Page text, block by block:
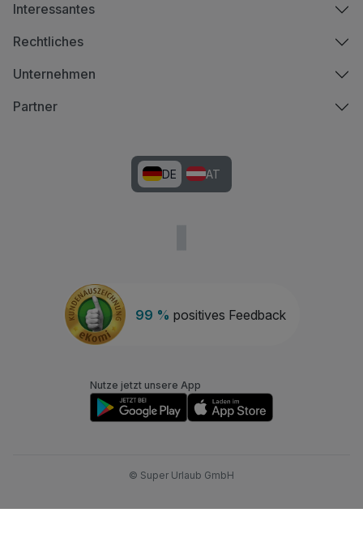
99 % positives Feedback
Interessantes
Rechtliches
Unternehmen
Partner
DE AT
Nutze jetzt unsere App
© Super Urlaub GmbH